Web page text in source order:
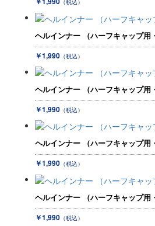
（税込）
ヘルインナー （ハーフキャップ用
￥1,990 （税込）
ヘルインナー （ハーフキャップ用
￥1,990 （税込）
ヘルインナー （ハーフキャップ用
￥1,990 （税込）
ヘルインナー （ハーフキャップ用
￥1,990 （税込）